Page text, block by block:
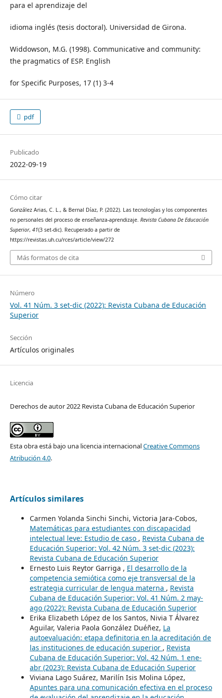
para el aprendizaje del
idioma inglés (tesis doctoral). Universidad de Girona.
Widdowson, M.G. (1998). Communicative and community:
the pragmatics of ESP. English
for Specific Purposes, 17 (1) 3-4
pdf
Publicado
2022-09-19
Cómo citar
González Arias, C. L., & Bernal Díaz, P. (2022). Las tecnologías y los componentes
no personales del proceso de enseñanza-aprendizaje. Revista Cubana De Educación
Superior, 41(3 set-dic). Recuperado a partir de
https://revistas.uh.cu/rces/article/view/272
Más formatos de cita
Número
Vol. 41 Núm. 3 set-dic (2022): Revista Cubana de Educación
Superior
Sección
Artículos originales
Licencia
Derechos de autor 2022 Revista Cubana de Educación Superior
Esta obra está bajo una licencia internacionalCreative Commons
Atribución 4.0.
Artículos similares
Carmen Yolanda Sinchi Sinchi, Victoria Jara-Cobos,
Matemáticas para estudiantes con discapacidad
intelectual leve: Estudio de caso , Revista Cubana de
Educación Superior: Vol. 42 Núm. 3 set-dic (2023):
Revista Cubana de Educación Superior
Ernesto Luis Reytor Garriga , El desarrollo de la
competencia semiótica como eje transversal de la
estrategia curricular de lengua materna , Revista
Cubana de Educación Superior: Vol. 41 Núm. 2 may-
ago (2022): Revista Cubana de Educación Superior
Erika Elizabeth López de los Santos, Nivia T Álvarez
Aguilar, Valeria Paola González Duéñez, La
autoevaluación: etapa definitoria en la acreditación de
las instituciones de educación superior , Revista
Cubana de Educación Superior: Vol. 42 Núm. 1 ene-
abr (2023): Revista Cubana de Educación Superior
Viviana Lago Suárez, Marilín Isis Molina López,
Apuntes para una comunicación efectiva en el proceso